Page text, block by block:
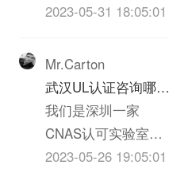
业的产业、基础素
老师和外部支持等等
诸多方面进行的综合
评价。信用评级有着
完整的体系，包括信
用评级的要素和指
2023-05-31 18:05:01
Mr.Carton
武汉UL认证咨询哪家
机构啊？必须是可以
做IT类iso三体系认证
UL认证的机构？
我们是深圳一家
CNAS认可实验室，
也是UL认证的一家实
2023-05-26 19:05:01